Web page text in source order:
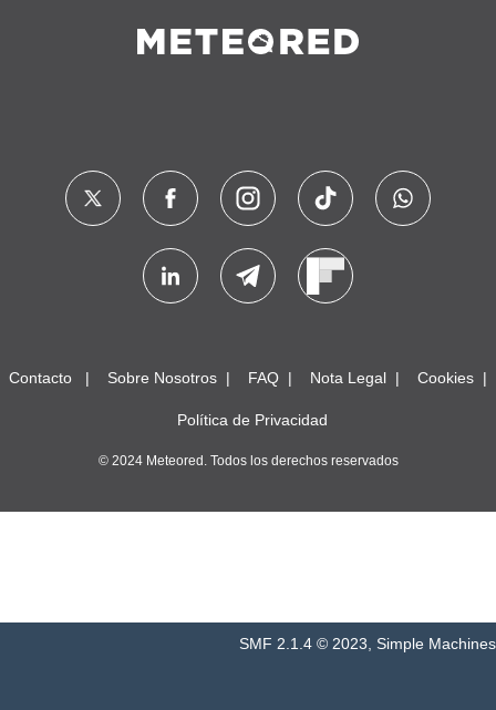
Contacto Sobre Nosotros FAQ Nota Legal Cookies
Política de Privacidad
© 2024 Meteored. Todos los derechos reservados
SMF 2.1.4 © 2023, Simple Machines